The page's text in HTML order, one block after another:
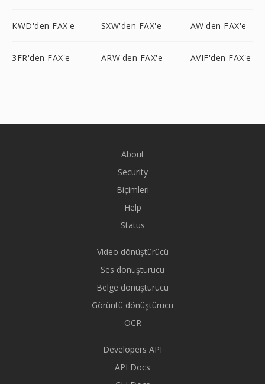
KWD'den FAX'e SXW'den FAX'e AW'den FAX'e
3FR'den FAX'e ARW'den FAX'e AVIF'den FAX'e
About
Security
Biçimleri
Help
Status
Video dönüştürücü
Ses dönüştürücü
Belge dönüştürücü
Görüntü dönüştürücü
OCR
Developers API
API Docs